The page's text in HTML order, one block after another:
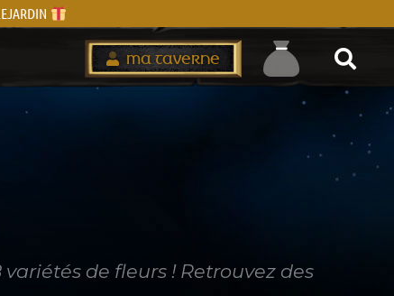
MA TAVERNE
de fleurs ! Retrouvez des